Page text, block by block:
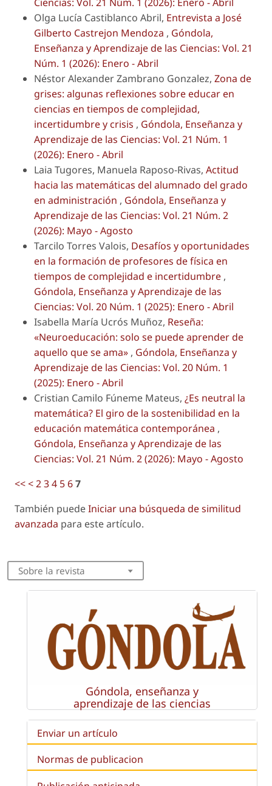
Olga Lucía Castiblanco Abril, Entrevista a José
Gilberto Castrejon Mendoza , Góndola,
Enseñanza y Aprendizaje de las Ciencias: Vol. 21
Núm. 1 (2026): Enero - Abril
Néstor Alexander Zambrano Gonzalez, Zona de
grises: algunas reflexiones sobre educar en
ciencias en tiempos de complejidad,
incertidumbre y crisis , Góndola, Enseñanza y
Aprendizaje de las Ciencias: Vol. 21 Núm. 1
(2026): Enero - Abril
Laia Tugores, Manuela Raposo-Rivas, Actitud
hacia las matemáticas del alumnado del grado
en administración , Góndola, Enseñanza y
Aprendizaje de las Ciencias: Vol. 21 Núm. 2
(2026): Mayo - Agosto
Tarcilo Torres Valois, Desafíos y oportunidades
en la formación de profesores de física en
tiempos de complejidad e incertidumbre ,
Góndola, Enseñanza y Aprendizaje de las
Ciencias: Vol. 20 Núm. 1 (2025): Enero - Abril
Isabella María Ucrós Muñoz, Reseña:
«Neuroeducación: solo se puede aprender de
aquello que se ama» , Góndola, Enseñanza y
Aprendizaje de las Ciencias: Vol. 20 Núm. 1
(2025): Enero - Abril
Cristian Camilo Fúneme Mateus, ¿Es neutral la
matemática? El giro de la sostenibilidad en la
educación matemática contemporánea ,
Góndola, Enseñanza y Aprendizaje de las
Ciencias: Vol. 21 Núm. 2 (2026): Mayo - Agosto
<<<234 567
También puedeIniciar una búsqueda de similitud
avanzada para este artículo.
Sobre la revista
Góndola, enseñanza y
aprendizaje de las ciencias
Enviar un artículo
Normas de publicacion